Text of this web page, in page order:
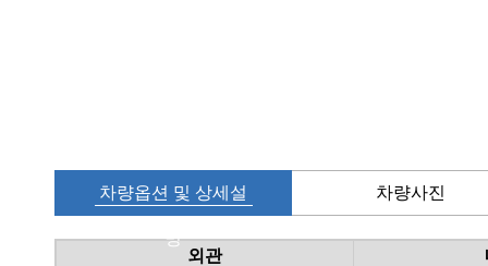
차량옵션 및 상세설
명
차량사진
외관